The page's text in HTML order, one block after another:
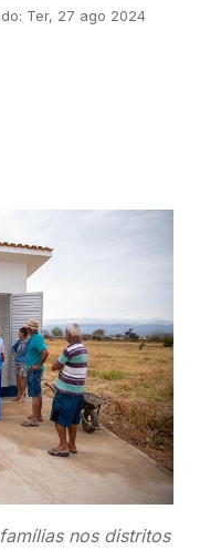
Ter, 27 ago 2024
nos distritos